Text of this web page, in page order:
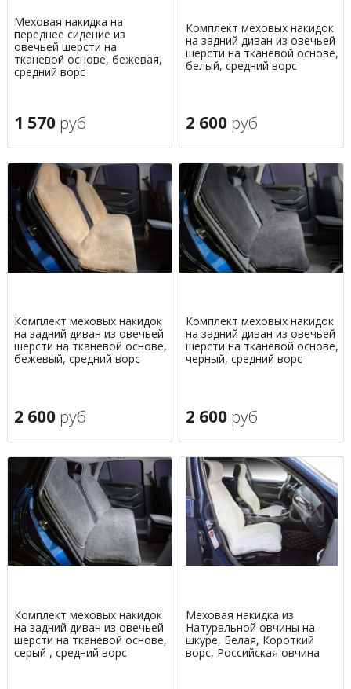
Меховая накидка на
переднее сидение из
овечьей шерсти на
тканевой основе, бежевая,
средний ворс
1 570 руб
Комплект меховых накидок
на задний диван из овечьей
шерсти на тканевой основе,
белый, средний ворс
2 600 руб
Комплект меховых накидок
на задний диван из овечьей
шерсти на тканевой основе,
бежевый, средний ворс
2 600 руб
Комплект меховых накидок
на задний диван из овечьей
шерсти на тканевой основе,
черный, средний ворс
2 600 руб
Комплект меховых накидок
на задний диван из овечьей
шерсти на тканевой основе,
серый , средний ворс
Меховая накидка из
Натуральной овчины на
шкуре, Белая, Короткий
ворс, Российская овчина